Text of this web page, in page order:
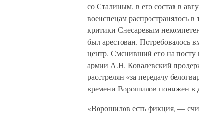
со Сталиным, в его состав в
военспецам распространялось
критики Снесаревым
был арестован. Потребовалось
центр. Сменивший его на посту
армии А.Н. Ковалевский
расстрелян «за передачу
времени Ворошилов понижен в
«Ворошилов есть фикция, —